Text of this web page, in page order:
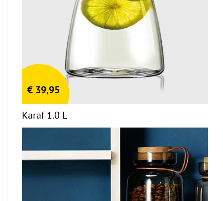
€ 39,95
Karaf 1.0 L